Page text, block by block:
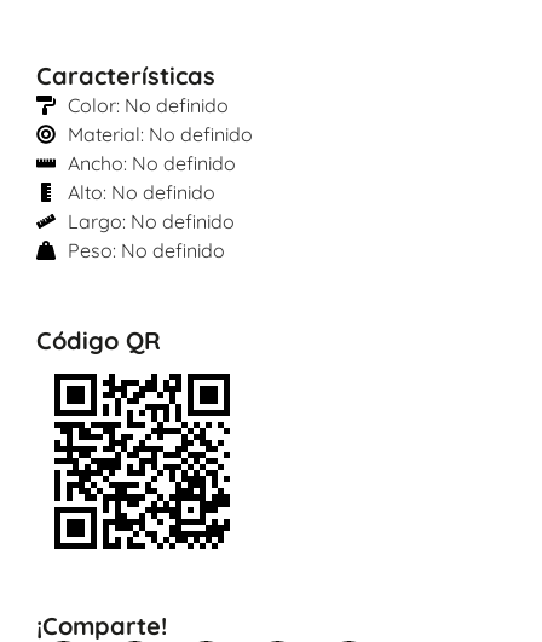
Características
Color: No definido
Material: No definido
Ancho: No definido
Alto: No definido
Largo: No definido
Peso: No definido
Código QR
¡Comparte!